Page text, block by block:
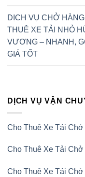
DỊCH VỤ VẬN
Cho Thuê Xe Tải
Cho Thuê Xe Tải
Cho Thuê Xe Tải
DỊCH VỤ CHỞ HÀNG
THUÊ XE TẢI NHỎ
VƯƠNG – NHANH,
GIÁ TỐT